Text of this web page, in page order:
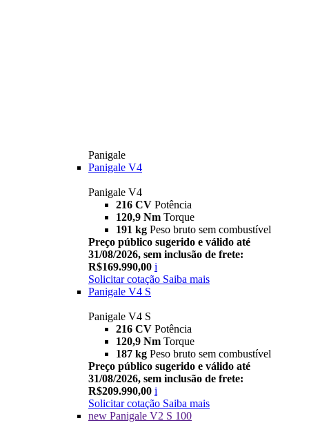
Panigale
Panigale V4
Panigale V4
216 CV Potência
120,9 Nm Torque
191 kg Peso bruto sem combustível
Preço público sugerido e válido até
31/08/2026, sem inclusão de frete:
R$169.990,00 i
Solicitar cotação Saiba mais
Panigale V4 S
Panigale V4 S
216 CV Potência
120,9 Nm Torque
187 kg Peso bruto sem combustível
Preço público sugerido e válido até
31/08/2026, sem inclusão de frete:
R$209.990,00 i
Solicitar cotação Saiba mais
new Panigale V2 S 100